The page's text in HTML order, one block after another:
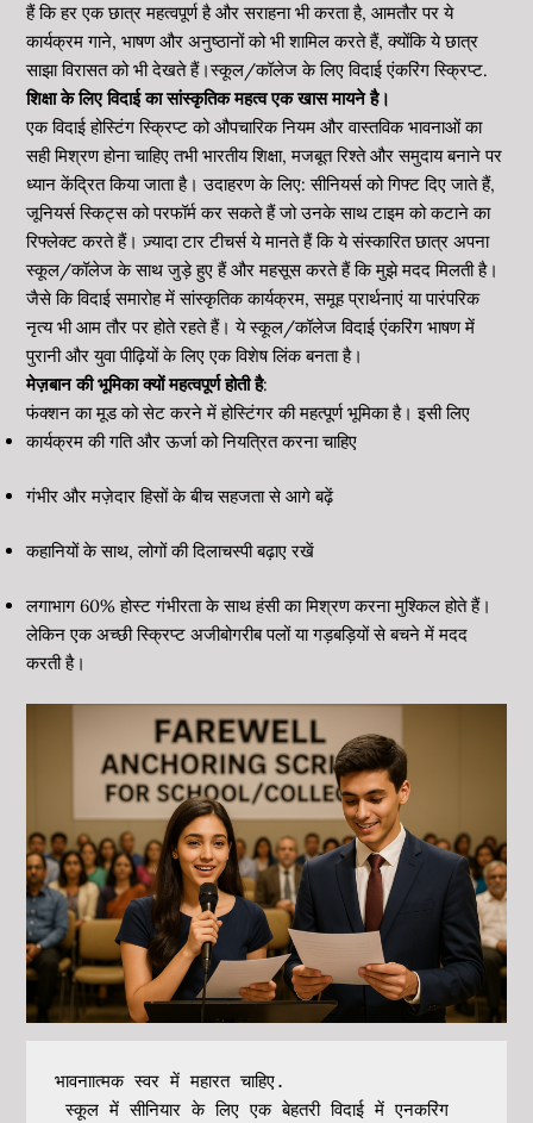
हैं कि हर एक छात्र महत्वपूर्ण है और सराहना भी करता है, आमतौर पर ये
कार्यक्रम गाने, भाषण और अनुष्ठानों को भी शामिल करते हैं, क्योंकि ये छात्र
साझा विरासत को भी देखते हैं।स्कूल/कॉलेज के लिए विदाई एंकरिंग स्क्रिप्ट.
शिक्षा के लिए विदाई का सांस्कृतिक महत्व एक खास मायने है।
एक विदाई होस्टिंग स्क्रिप्ट को औपचारिक नियम और वास्तविक भावनाओं का
सही मिश्रण होना चाहिए तभी भारतीय शिक्षा, मजबूत रिश्ते और समुदाय बनाने पर
ध्यान केंद्रित किया जाता है। उदाहरण के लिए: सीनियर्स को गिफ्ट दिए जाते हैं,
जूनियर्स स्किट्स को परफॉर्म कर सकते हैं जो उनके साथ टाइम को कटाने का
रिफ्लेक्ट करते हैं। ज़्यादा टार टीचर्स ये मानते हैं कि ये संस्कारित छात्र अपना
स्कूल/कॉलेज के साथ जुड़े हुए हैं और महसूस करते हैं कि मुझे मदद मिलती है।
जैसे कि विदाई समारोह में सांस्कृतिक कार्यक्रम, समूह प्रार्थनाएं या पारंपरिक
नृत्य भी आम तौर पर होते रहते हैं। ये स्कूल/कॉलेज विदाई एंकरिंग भाषण में
पुरानी और युवा पीढ़ियों के लिए एक विशेष लिंक बनता है।
मेज़बान की भूमिका क्यों महत्वपूर्ण होती है:
फंक्शन का मूड को सेट करने में होस्टिंगर की महत्पूर्ण भूमिका है। इसी लिए
कार्यक्रम की गति और ऊर्जा को नियत्रित करना चाहिए
गंभीर और मज़ेदार हिसों के बीच सहजता से आगे बढ़ें
कहानियों के साथ, लोगों की दिलाचस्पी बढ़ाए रखें
लगाभाग 60% होस्ट गंभीरता के साथ हंसी का मिश्रण करना मुश्किल होते हैं।
लेकिन एक अच्छी स्क्रिप्ट अजीबोगरीब पलों या गड़बड़ियों से बचने में मदद
करती है।
भावनाात्मक स्वर में महारत चाहिए.
स्कूल में सीनियार के लिए एक बेहतरी विदाई में एनकरिंग